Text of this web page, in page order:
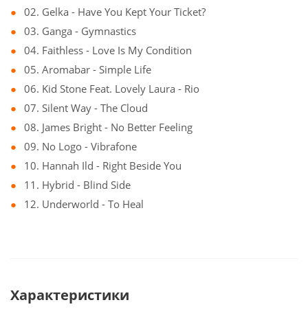
02. Gelka - Have You Kept Your Ticket?
03. Ganga - Gymnastics
04. Faithless - Love Is My Condition
05. Aromabar - Simple Life
06. Kid Stone Feat. Lovely Laura - Rio
07. Silent Way - The Cloud
08. James Bright - No Better Feeling
09. No Logo - Vibrafone
10. Hannah Ild - Right Beside You
11. Hybrid - Blind Side
12. Underworld - To Heal
Характеристики